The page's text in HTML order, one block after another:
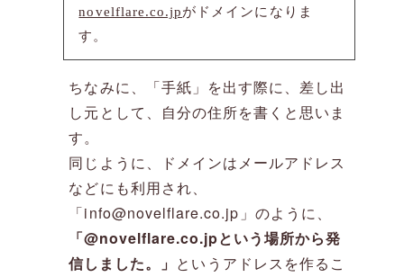
novelflare.co.jpがドメインになりま
す。
ちなみに、「手紙」を出す際に、差し出
し元として、自分の住所を書くと思いま
す。
同じように、ドメインはメールアドレス
などにも利用され、
「info@novelflare.co.jp」のように、
「@novelflare.co.jpという場所から発
信しました。」 というアドレスを作るこ